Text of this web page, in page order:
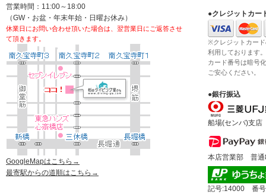
営業時間：11:00～18:00
（GW・お盆・年末年始・日曜お休み）
休業日にお問い合わせ頂いた場合は、翌営業日にご返答させ
て頂きます。
GoogleMapはこちら→
最寄駅からの道順はこちら→
●クレジットカー
※クレジットカー
利用しております。
カード番号は暗号
ご安心ください。
●銀行振込
船場(センバ)支
本店営業部 普通
記号:14000 番号